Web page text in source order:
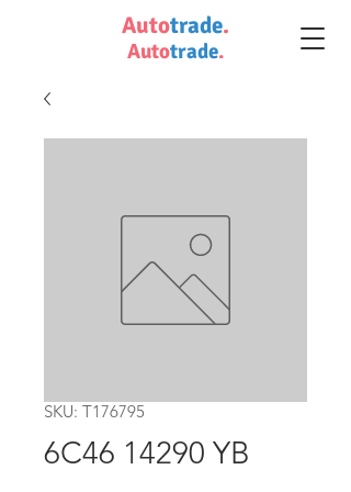
Autotrade.
Autotrade.
SKU: T176795
6C46 14290 YB